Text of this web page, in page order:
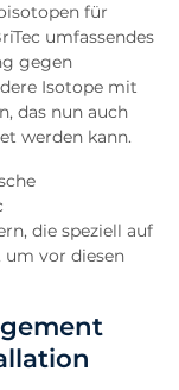
für
umfassendes
gegen
Isotope mit
das nun auch
werden kann.
die speziell auf
um vor diesen